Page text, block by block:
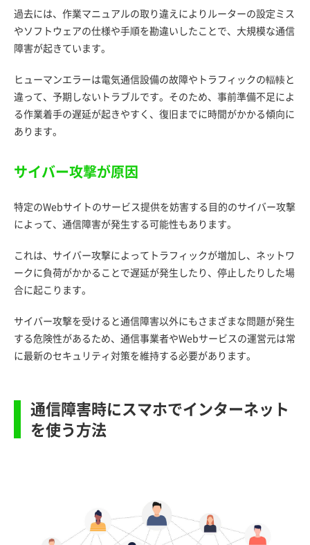
過去には、作業マニュアルの取り違えによりルーターの設定ミス
やソフトウェアの仕様や手順を勘違いしたことで、大規模な通信
障害が起きています。
ヒューマンエラーは電気通信設備の故障やトラフィックの輻輳と
違って、予期しないトラブルです。そのため、事前準備不足によ
る作業着手の遅延が起きやすく、復旧までに時間がかかる傾向に
あります。
サイバー攻撃が原因
特定のWebサイトのサービス提供を妨害する目的のサイバー攻撃
によって、通信障害が発生する可能性もあります。
これは、サイバー攻撃によってトラフィックが増加し、ネットワ
ークに負荷がかかることで遅延が発生したり、停止したりした場
合に起こります。
サイバー攻撃を受けると通信障害以外にもさまざまな問題が発生
する危険性があるため、通信事業者やWebサービスの運営元は常
に最新のセキュリティ対策を維持する必要があります。
通信障害時にスマホでインターネット
を使う方法